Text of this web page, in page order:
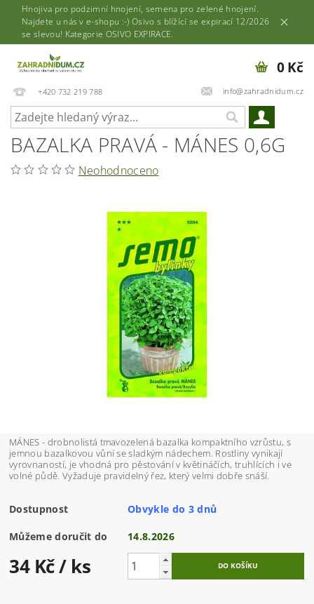
Hnojiva pro podzimní hnojení, semena pro zelené hnojení.
Najdete u nás v e-shopu :-) Osivo s blížící se expirací 12/2026
se slevou! Kategorie OSIVO EXPIRACE.
+420 732 219 788 info@zahradnidum.cz
0 Kč
BAZALKA PRAVÁ - MÁNES 0,6G
Neohodnoceno
MÁNES - drobnolistá tmavozelená bazalka kompaktního vzrůstu, s
jemnou bazalkovou vůní se sladkým nádechem. Rostliny vynikají
vyrovnaností, je vhodná pro pěstování v květináčích, truhlících i ve
volné půdě. Vyžaduje pravidelný řez, který velmi dobře snáší.
Dostupnost Obvykle do 3 dnů
Můžeme doručit do 14.8.2026
34 Kč/ ks